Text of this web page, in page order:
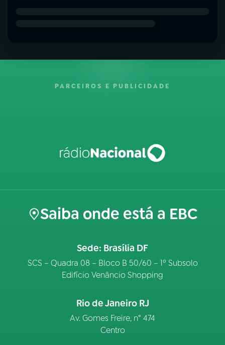
PARCEIROS E PUBLICIDADE
Saiba onde está a EBC
Sede: Brasília DF
SCS – Quadra 08 – Bloco B 50/60 – 1º Subsolo
Edifício Venâncio Shopping
Rio de Janeiro RJ
Av. Gomes Freire, n° 474
Centro